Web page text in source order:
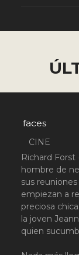
faces
CINE
Richard Forst
hombre de
sus
empiezan a
preciosa
la joven
quien